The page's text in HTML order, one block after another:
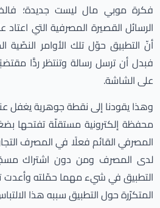
فكرة موبي مال ليست جديدة؛
الرسائل القصيرة المصرفية التي اعتاد
أنّ التطبيق حوّل تلك الأوامر النصّية
فبدل أن ترسل رسالة وتنتظر ردًّا
على الشاشة.
وهذا يقودنا إلى نقطة جوهرية يغفل
محفظة إلكترونية مستقلّة تفتحها
المصرفي القائم فعلًا في المصرف
لدى المصرف ومن دون اشتراك
التطبيق في شيء مهما حمّلته وأعدت
المتكرّرة حول التطبيق سببه هذا